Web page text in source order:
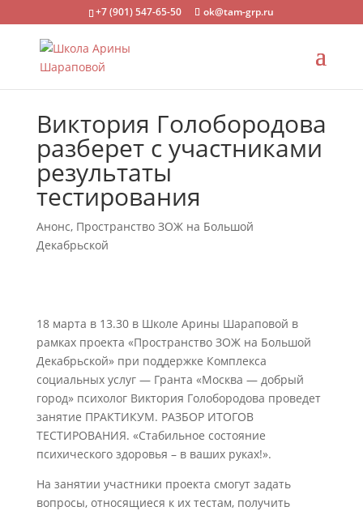
+7 (901) 547-65-50 ok@tam-grp.ru
Виктория Голобородова
разберет с участниками
результаты
тестирования
Анонс, Пространство ЗОЖ на Большой
Декабрьской
18 марта в 13.30 в Школе Арины Шараповой в
рамках проекта «Пространство ЗОЖ на Большой
Декабрьской» при поддержке Комплекса
социальных услуг — Гранта «Москва — добрый
город» психолог Виктория Голобородова проведет
занятие ПРАКТИКУМ. РАЗБОР ИТОГОВ
ТЕСТИРОВАНИЯ. «Стабильное состояние
психического здоровья – в ваших руках!».
На занятии участники проекта смогут задать
вопросы, относящиеся к их тестам, получить